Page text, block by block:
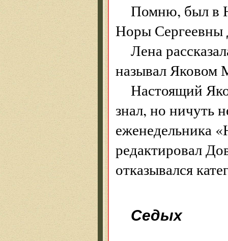
Помню, был в
Норы Сергеевны
Лена
называл Яковом
Настоящий
знал, но ничуть
еженедельника
редактировал
отказывался
Седых